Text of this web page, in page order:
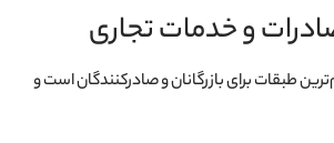
مهم‌ترین طبقات برای بازرگانان و صادرکنندگان است و